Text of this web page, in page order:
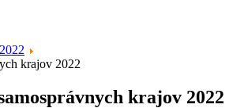
krajov 2022
krajov 2022